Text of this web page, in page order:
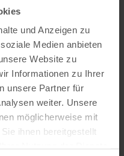
und Anzeigen zu
Medien anbieten
Website zu
Informationen zu Ihrer
unsere Partner für
weiter. Unsere
möglicherweise mit
ihnen bereitgestellt